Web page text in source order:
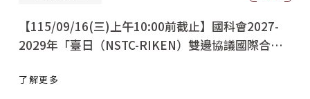
【115/09/16(三)上午10:00前截止】國科會2027-
2029年「臺日（NSTC-RIKEN）雙邊協議國際合作
了解更多